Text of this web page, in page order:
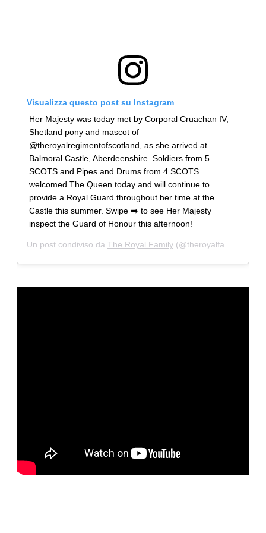
Visualizza questo post su Instagram
Her Majesty was today met by Corporal Cruachan IV,
Shetland pony and mascot of
@theroyalregimentofscotland, as she arrived at
Balmoral Castle, Aberdeenshire. Soldiers from 5
SCOTS and Pipes and Drums from 4 SCOTS
welcomed The Queen today and will continue to
provide a Royal Guard throughout her time at the
Castle this summer. Swipe ➡️ to see Her Majesty
inspect the Guard of Honour this afternoon!
Un post condiviso da The Royal Family (@theroyalfamily) in data: